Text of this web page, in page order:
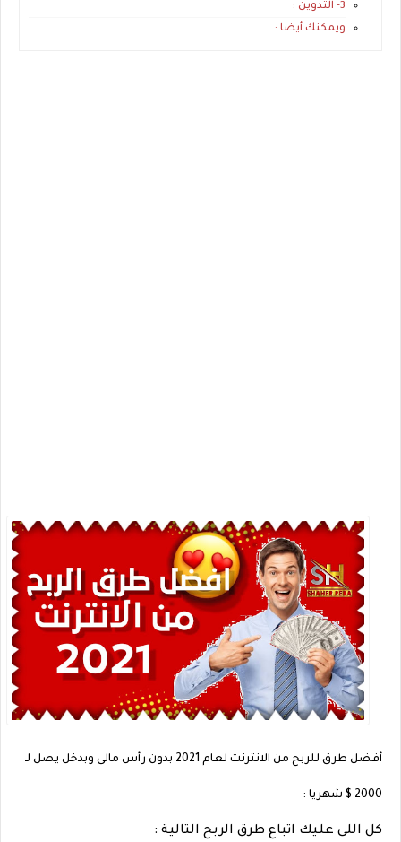
3- التدوين :
ويمكنك أيضا :
أفضل طرق للربح من الانترنت لعام 2021 بدون رأس مالى وبدخل يصل لـ
2000 $ شهريا :
كل اللى عليك اتباع طرق الربح التالية :